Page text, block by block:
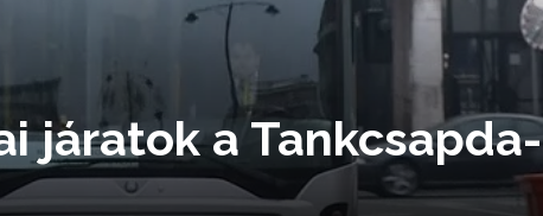
járatok a Tankcsapda-